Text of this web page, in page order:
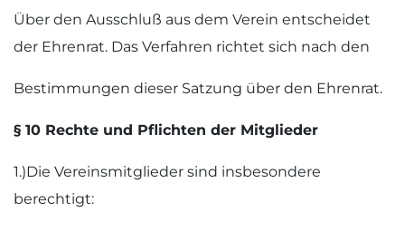
Über den Ausschluß aus dem Verein entscheidet
der Ehrenrat. Das Verfahren richtet sich nach den
Bestimmungen dieser Satzung über den Ehrenrat.
§ 10 Rechte und Pflichten der Mitglieder
1.)Die Vereinsmitglieder sind insbesondere
berechtigt: